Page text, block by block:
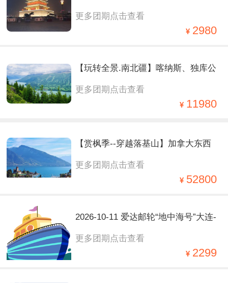
宫、南泥湾、壶口瀑布 2 飞 5 日
更多团期点击查看
2980
【玩转全景.南北疆】喀纳斯、独库公
路、赛里木湖、那拉提大草原、库
更多团期点击查看
11980
【赏枫季--穿越落基山】加拿大东西
海岸+落基山+五大国家公园13/14日
更多团期点击查看
52800
2026-10-11 爱达邮轮“地中海号”大连-
佐世保-济州-大连 4 晚 5 天之旅
更多团期点击查看
2299